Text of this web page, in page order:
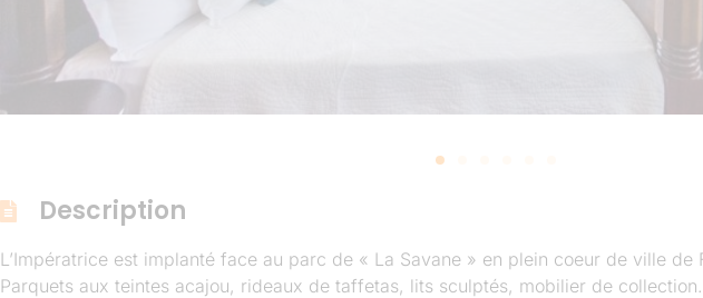
Description
L’Impératrice est implanté face au parc de « La Savane » en plein coeur de ville de
Parquets aux teintes acajou, rideaux de taffetas, lits sculptés, mobilier de